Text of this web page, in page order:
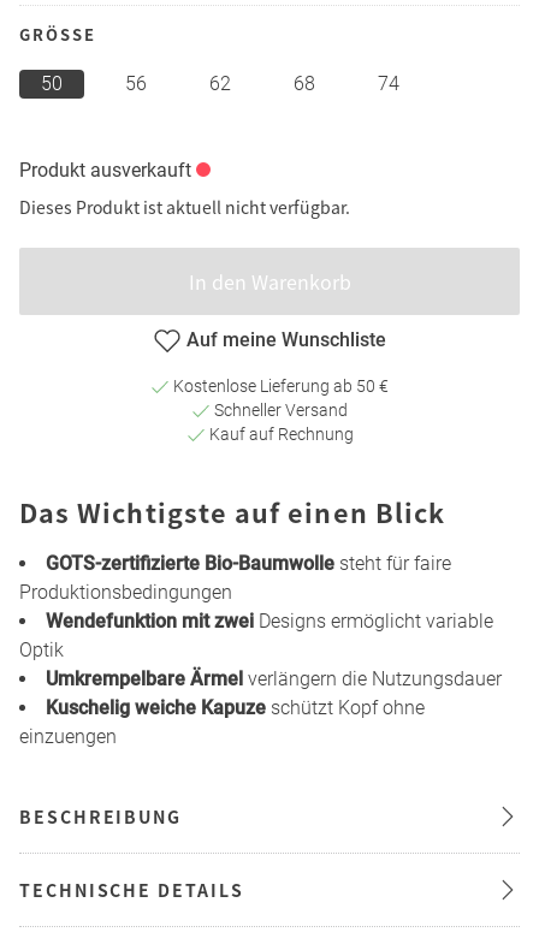
GRÖSSE
50 56 62 68 74
Produkt ausverkauft
Dieses Produkt ist aktuell nicht verfügbar.
In den Warenkorb
Auf meine Wunschliste
Kostenlose Lieferung ab 50 €
Schneller Versand
Kauf auf Rechnung
Das Wichtigste auf einen Blick
GOTS-zertifizierte Bio-Baumwolle steht für faire
Produktionsbedingungen
Wendefunktion mit zwei Designs ermöglicht variable
Optik
Umkrempelbare Ärmel verlängern die Nutzungsdauer
Kuschelig weiche Kapuze schützt Kopf ohne
einzuengen
BESCHREIBUNG
TECHNISCHE DETAILS